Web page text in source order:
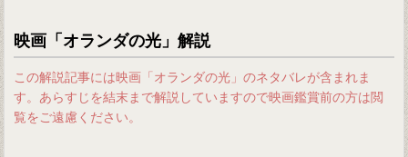
映画「オランダの光」解説
この解説記事には映画「オランダの光」のネタバレが含まれま
す。あらすじを結末まで解説していますので映画鑑賞前の方は閲
覧をご遠慮ください。